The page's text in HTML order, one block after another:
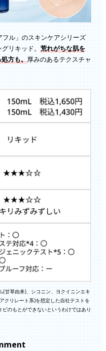
ル」のスキンケアシリーズ
リキッド。 荒れがちな肌を
方も。厚みのあるテクスチャ
甘草由来)、シコニン、ヨクイニンエキ
リレート系)を想定した自社テストを
のもとができないというわけではあり